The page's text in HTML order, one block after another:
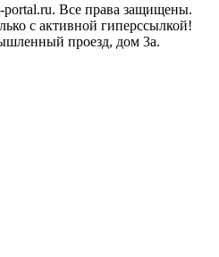
Все права защищены.
с активной гиперссылкой!
проезд, дом 3а.